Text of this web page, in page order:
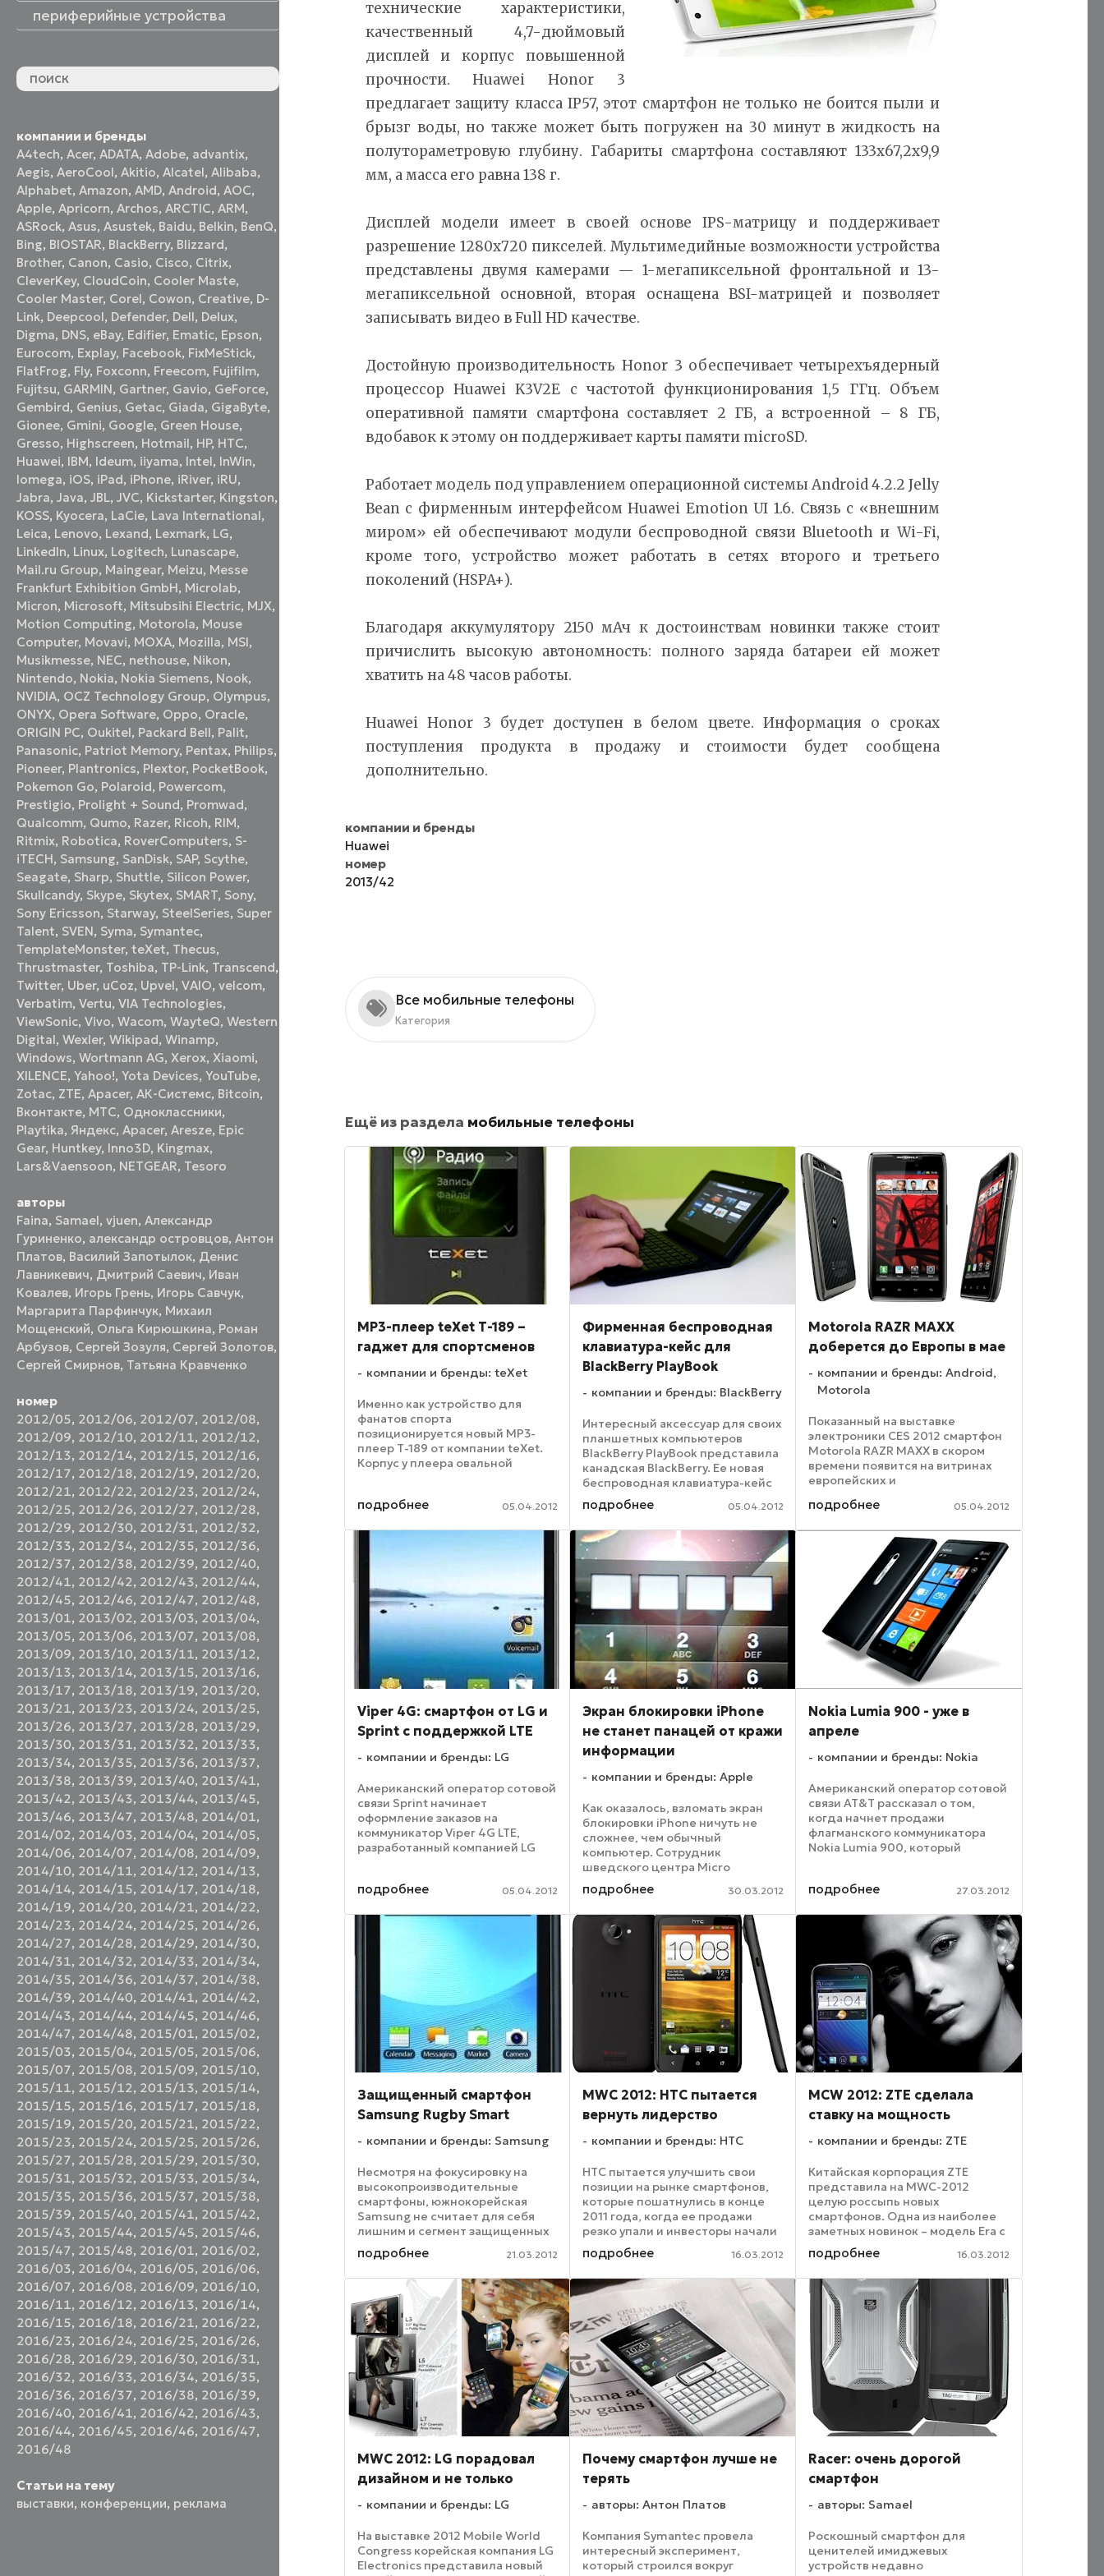
периферийные устройства
компании и бренды
A4tech,Acer,ADATA,Adobe, advantix,
Aegis,AeroCool,Akitio,Alcatel,Alibaba,
Alphabet,Amazon,AMD,Android,AOC,
Apple,Apricorn,Archos,ARCTIC,ARM,
ASRock,Asus,Asustek, Baidu, Belkin, BenQ,
Bing, BIOSTAR, BlackBerry, Blizzard,
Brother, Canon, Casio, Cisco, Citrix,
CleverKey, CloudCoin, Cooler Maste,
Cooler Master, Corel, Cowon, Creative, D-
Link, Deepcool, Defender, Dell, Delux,
Digma, DNS, eBay, Edifier, Ematic, Epson,
Eurocom, Explay, Facebook, FixMeStick,
FlatFrog, Fly, Foxconn, Freecom, Fujifilm,
Fujitsu, GARMIN, Gartner, Gavio, GeForce,
Gembird, Genius, Getac, Giada, GigaByte,
Gionee, Gmini, Google, Green House,
Gresso, Highscreen, Hotmail, HP, HTC,
Huawei, IBM, Ideum, iiyama, Intel, InWin,
Iomega, iOS, iPad, iPhone, iRiver, iRU,
Jabra,Java,JBL,JVC, Kickstarter, Kingston,
KOSS, Kyocera, LaCie, Lava International,
Leica, Lenovo, Lexand, Lexmark, LG,
LinkedIn, Linux, Logitech, Lunascape,
Mail.ru Group, Maingear, Meizu, Messe
Frankfurt Exhibition GmbH, Microlab,
Micron, Microsoft, Mitsubsihi Electric, MJX,
Motion Computing, Motorola, Mouse
Computer, Movavi, MOXA, Mozilla, MSI,
Musikmesse, NEC, nethouse, Nikon,
Nintendo, Nokia, Nokia Siemens, Nook,
NVIDIA, OCZ Technology Group, Olympus,
ONYX, Opera Software, Oppo, Oracle,
ORIGIN PC, Oukitel, Packard Bell, Palit,
Panasonic, Patriot Memory, Pentax, Philips,
Pioneer, Plantronics, Plextor, PocketBook,
Pokemon Go, Polaroid, Powercom,
Prestigio, Prolight + Sound, Promwad,
Qualcomm, Qumo, Razer, Ricoh, RIM,
Ritmix, Robotica, RoverComputers, S-
iTECH, Samsung, SanDisk, SAP, Scythe,
Seagate, Sharp, Shuttle, Silicon Power,
Skullcandy, Skype, Skytex, SMART, Sony,
Sony Ericsson, Starway, SteelSeries, Super
Talent, SVEN, Syma, Symantec,
TemplateMonster,teXet, Thecus,
Thrustmaster, Toshiba, TP-Link, Transcend,
Twitter, Uber, uCoz, Upvel,VAIO,velcom,
Verbatim,Vertu,VIA Technologies,
ViewSonic,Vivo,Wacom,WayteQ,Western
Digital,Wexler,Wikipad,Winamp,
Windows,Wortmann AG,Xerox,Xiaomi,
XILENCE,Yahoo!,Yota Devices,YouTube,
Zotac, ZTE,Аpacer,АК-Системс, Вitcoin,
Вконтакте, МТС, Одноклассники,
Playtika, Яндекс,Apacer,Aresze, Epic
Gear, Huntkey, Inno3D, Kingmax,
Lars&Vaensoon, NETGEAR, Tesoro
авторы
Faina, Samael,vjuen,Александр
Гуриненко, александр островцов,Антон
Платов, Василий Запотылок, Денис
Лавникевич, Дмитрий Саевич, Иван
Ковалев, Игорь Грень, Игорь Савчук,
Маргарита Парфинчук, Михаил
Мощенский, Ольга Кирюшкина, Роман
Арбузов, Сергей Зозуля, Сергей Золотов,
Сергей Смирнов, Татьяна Кравченко
номер
2012/05, 2012/06, 2012/07, 2012/08,
2012/09, 2012/10, 2012/11, 2012/12,
2012/13, 2012/14, 2012/15, 2012/16,
2012/17, 2012/18, 2012/19, 2012/20,
2012/21, 2012/22, 2012/23, 2012/24,
2012/25, 2012/26, 2012/27, 2012/28,
2012/29, 2012/30, 2012/31, 2012/32,
2012/33, 2012/34, 2012/35, 2012/36,
2012/37, 2012/38, 2012/39, 2012/40,
2012/41, 2012/42, 2012/43, 2012/44,
2012/45, 2012/46, 2012/47, 2012/48,
2013/01, 2013/02, 2013/03, 2013/04,
2013/05, 2013/06, 2013/07, 2013/08,
2013/09, 2013/10, 2013/11, 2013/12,
2013/13, 2013/14, 2013/15, 2013/16,
2013/17, 2013/18, 2013/19, 2013/20,
2013/21, 2013/23, 2013/24, 2013/25,
2013/26, 2013/27, 2013/28, 2013/29,
2013/30, 2013/31, 2013/32, 2013/33,
2013/34, 2013/35, 2013/36, 2013/37,
2013/38, 2013/39, 2013/40, 2013/41,
2013/42, 2013/43, 2013/44, 2013/45,
2013/46, 2013/47, 2013/48, 2014/01,
2014/02, 2014/03, 2014/04, 2014/05,
2014/06, 2014/07, 2014/08, 2014/09,
2014/10, 2014/11, 2014/12, 2014/13,
2014/14, 2014/15, 2014/17, 2014/18,
2014/19, 2014/20, 2014/21, 2014/22,
2014/23, 2014/24, 2014/25, 2014/26,
2014/27, 2014/28, 2014/29, 2014/30,
2014/31, 2014/32, 2014/33, 2014/34,
2014/35, 2014/36, 2014/37, 2014/38,
2014/39, 2014/40, 2014/41, 2014/42,
2014/43, 2014/44, 2014/45, 2014/46,
2014/47, 2014/48, 2015/01, 2015/02,
2015/03, 2015/04, 2015/05, 2015/06,
2015/07, 2015/08, 2015/09, 2015/10,
2015/11, 2015/12, 2015/13, 2015/14,
2015/15, 2015/16, 2015/17, 2015/18,
2015/19, 2015/20, 2015/21, 2015/22,
2015/23, 2015/24, 2015/25, 2015/26,
2015/27, 2015/28, 2015/29, 2015/30,
2015/31, 2015/32, 2015/33, 2015/34,
2015/35, 2015/36, 2015/37, 2015/38,
2015/39, 2015/40, 2015/41, 2015/42,
2015/43, 2015/44, 2015/45, 2015/46,
2015/47, 2015/48, 2016/01, 2016/02,
2016/03, 2016/04, 2016/05, 2016/06,
2016/07, 2016/08, 2016/09, 2016/10,
2016/11, 2016/12, 2016/13, 2016/14,
2016/15, 2016/18, 2016/21, 2016/22,
2016/23, 2016/24, 2016/25, 2016/26,
2016/28, 2016/29, 2016/30, 2016/31,
2016/32, 2016/33, 2016/34, 2016/35,
2016/36, 2016/37, 2016/38, 2016/39,
2016/40, 2016/41, 2016/42, 2016/43,
2016/44, 2016/45, 2016/46, 2016/47,
2016/48
Статьи на тему
выставки, конференции, реклама
технические характеристики,
качественный 4,7-дюймовый
дисплей и корпус повышенной
прочности. Huawei Honor 3
предлагает защиту класса IP57, этот смартфон не только не боится пыли и
брызг воды, но также может быть погружен на 30 минут в жидкость на
полутораметровую глубину. Габариты смартфона составляют 133x67,2x9,9
мм, а масса его равна 138 г.
Дисплей модели имеет в своей основе IPS-матрицу и поддерживает
разрешение 1280х720 пикселей. Мультимедийные возможности устройства
представлены двумя камерами — 1-мегапиксельной фронтальной и 13-
мегапиксельной основной, вторая оснащена BSI-матрицей и позволяет
записывать видео в Full HD качестве.
Достойную производительность Honor 3 обеспечивает четырехъядерный
процессор Huawei K3V2E с частотой функционирования 1,5 ГГц. Объем
оперативной памяти смартфона составляет 2 ГБ, а встроенной – 8 ГБ,
вдобавок к этому он поддерживает карты памяти microSD.
Работает модель под управлением операционной системы Android 4.2.2 Jelly
Bean с фирменным интерфейсом Huawei Emotion UI 1.6. Связь с «внешним
миром» ей обеспечивают модули беспроводной связи Bluetooth и Wi-Fi,
кроме того, устройство может работать в сетях второго и третьего
поколений (HSPA+).
Благодаря аккумулятору 2150 мАч к достоинствам новинки также стоит
причислить высокую автономность: полного заряда батареи ей может
хватить на 48 часов работы.
Huawei Honor 3 будет доступен в белом цвете. Информация о сроках
поступления продукта в продажу и стоимости будет сообщена
дополнительно.
компании и бренды
Huawei
номер
2013/42
Все мобильные телефоны
Категория
Ещё из раздела мобильные телефоны
MP3-плеер teXet Т-189 –
гаджет для спортсменов
компании и бренды: teXet
Именно как устройство для
фанатов спорта
позиционируется новый MP3-
плеер Т-189 от компании teXet.
Корпус у плеера овальной
расцвеченный каким-нибудь
подробнее 05.04.2012
Фирменная беспроводная
клавиатура-кейс для
BlackBerry PlayBook
компании и бренды: BlackBerry
Интересный аксессуар для своих
планшетных компьютеров
BlackBerry PlayBook представила
канадская BlackBerry. Ее новая
беспроводная клавиатура-кейс
BlackBerry Mini Keyboard with
Convertible Case открывает
бизнес-пользователям PlayBook
новые ...
подробнее 05.04.2012
Motorola RAZR MAXX
доберется до Европы в мае
компании и бренды: Android,
Motorola
Показанный на выставке
электроники CES 2012 смартфон
Motorola RAZR MAXX в скором
времени появится на витринах
европейских и
Американская компания
аппарата уже в мае этого года.
Смартфон Motorola ...
подробнее 05.04.2012
Viper 4G: смартфон от LG и
Sprint с поддержкой LTE
компании и бренды: LG
Американский оператор сотовой
связи Sprint начинает
оформление заказов на
коммуникатор Viper 4G LTE,
разработанный компанией LG
моноблочного типа и в основе
процессор с ...
подробнее 05.04.2012
Экран блокировки iPhone
не станет панацей от кражи
информации
компании и бренды: Apple
Как оказалось, взломать экран
блокировки iPhone ничуть не
сложнее, чем обычный
компьютер. Сотрудник
шведского центра Micro
Systemation Майк Дикинсон
(Mike Dickinson) с помощью
разработанной его компанией
программы XRY
продемонстрировал взлом
подробнее 30.03.2012
Nokia Lumia 900 - уже в
апреле
компании и бренды: Nokia
Американский оператор сотовой
связи AT&T рассказал о том,
когда начнет продажи
флагманского коммуникатора
Nokia Lumia 900, который
Phone 7.5 Mango. Так, ожидаемый
подробнее 27.03.2012
Защищенный смартфон
Samsung Rugby Smart
компании и бренды: Samsung
Несмотря на фокусировку на
высокопроизводительные
смартфоны, южнокорейская
Samsung не считает для себя
лишним и сегмент защищенных
аппаратов. Правда, очередная
прочная разработка Samsung
Rugby Smart была запущена в
продажу лишь на американском
...
подробнее 21.03.2012
MWC 2012: HTC пытается
вернуть лидерство
компании и бренды: HTC
HTC пытается улучшить свои
позиции на рынке смартфонов,
которые пошатнулись в конце
2011 года, когда ее продажи
резко упали и инвесторы начали
избавляться от ее акций. В новой
продуктовой линейке
тайваньская компания,
занимающая пятое место в мире
подробнее 16.03.2012
MCW 2012: ZTE сделала
ставку на мощность
компании и бренды: ZTE
Китайская корпорация ZTE
представила на MWC-2012
целую россыпь новых
смартфонов. Одна из наиболее
заметных новинок – модель Era с
четырехъядерным
процессором. Устройство
базируется на платформе NVIDIA
Tegra 3 и оснащено 4,3-
дюймовым дисплеем с ...
подробнее 16.03.2012
MWC 2012: LG порадовал
дизайном и не только
компании и бренды: LG
На выставке 2012 Mobile World
Congress корейская компания LG
Electronics представила новый
Почему смартфон лучше не
терять
авторы: Антон Платов
Компания Symantec провела
интересный эксперимент,
который строился вокруг
Racer: очень дорогой
смартфон
авторы: Samael
Роскошный смартфон для
ценителей имиджевых
устройств недавно